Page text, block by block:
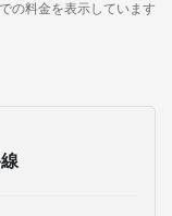
の料金を表示しています